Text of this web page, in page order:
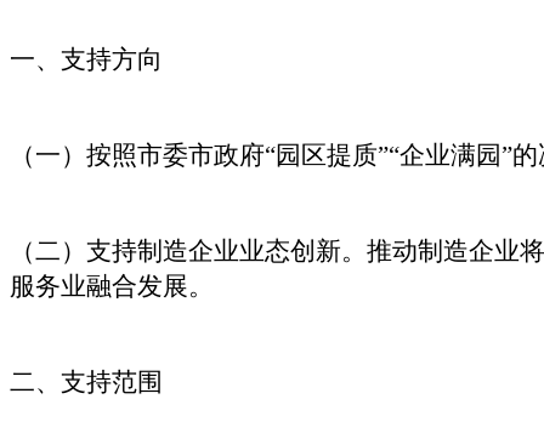
一、支持方向
（一）按照市委市政府“园区提质”“企业满园
（二）支持制造企业业态创新。推动制造企
服务业融合发展。
二、支持范围